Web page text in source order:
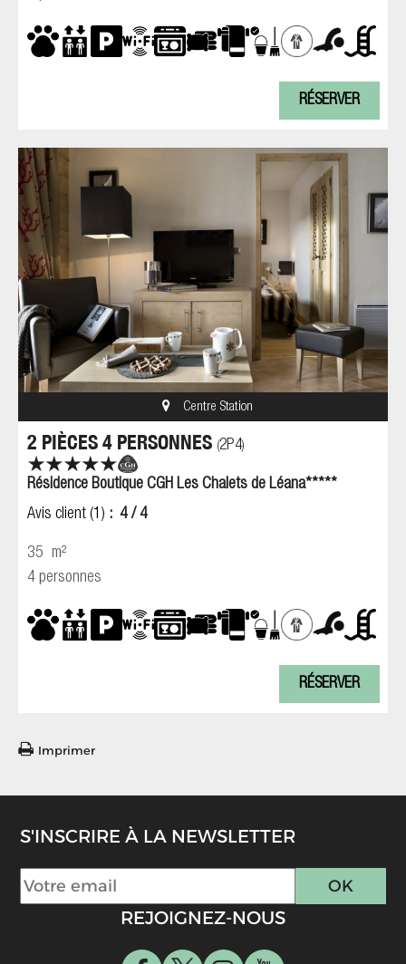
RÉSERVER
Centre Station
2 PIÈCES 4 PERSONNES (2P4)
Résidence Boutique CGH Les Chalets de Léana*****
Avis client (1) 4 / 4
35 m²
4 personnes
RÉSERVER
Imprimer
S'INSCRIRE À LA NEWSLETTER
REJOIGNEZ-NOUS